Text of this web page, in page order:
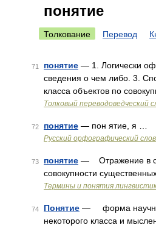
понятие
Толкование Перевод
71 понятие — 1. Логически
сведения о чем либо. 3.
класса объектов по
Толковый переводоведческий
72 понятие — пон ятие, я …
Русский орфографический
73 понятие — Отражение в
совокупности
Термины и понятия
74 Понятие — форма
некоторого класса и